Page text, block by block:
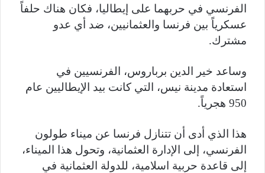
الفرنسي في حربهما على إيطاليا، فكان هناك حلفاً
عسكرياً بين فرنسا والعثمانيين، ضد أي عدو
مشترك.
وساعد خير الدين برباروس، الفرنسيين في
استعادة مدينة نيس، التي كانت بيد الإيطاليين عام
950 هجرياً.
هذا الذي أدى أن تتنازل فرنسا عن ميناء طولون
الفرنسي، إلى الإدارة العثمانية، وتحول هذا الميناء،
إلى قاعدة حربية اسلامية، للدولة العثمانية في